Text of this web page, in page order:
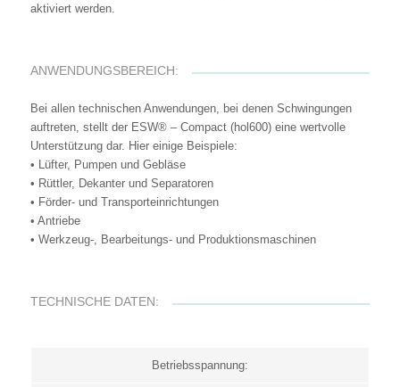
aktiviert werden.
ANWENDUNGSBEREICH:
Bei allen technischen Anwendungen, bei denen Schwingungen
auftreten, stellt der ESW® – Compact (hol600) eine wertvolle
Unterstützung dar. Hier einige Beispiele:
• Lüfter, Pumpen und Gebläse
• Rüttler, Dekanter und Separatoren
• Förder- und Transporteinrichtungen
• Antriebe
• Werkzeug-, Bearbeitungs- und Produktionsmaschinen
TECHNISCHE DATEN:
Betriebsspannung: